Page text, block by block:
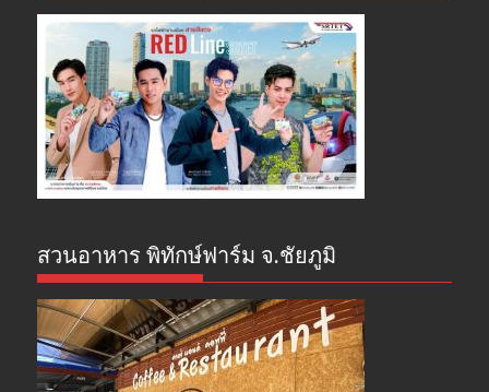
สวนอาหาร พิทักษ์ฟาร์ม จ.ชัยภูมิ